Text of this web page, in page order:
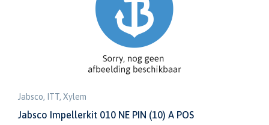
Jabsco, ITT, Xylem
Jabsco Impellerkit 010 NE PIN (10) A POS